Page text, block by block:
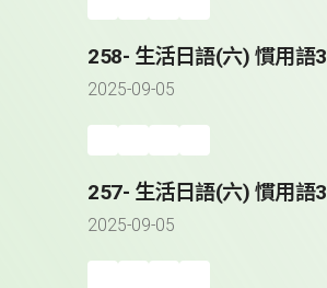
258- 生活日語(六) 慣用語3
2025-09-05
257- 生活日語(六) 慣用語3
2025-09-05